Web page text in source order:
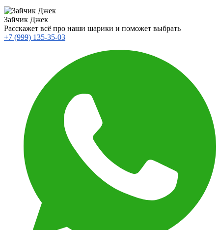
Зайчик Джек
Расскажет всё про наши шарики и поможет выбрать
+7 (999) 135-35-03